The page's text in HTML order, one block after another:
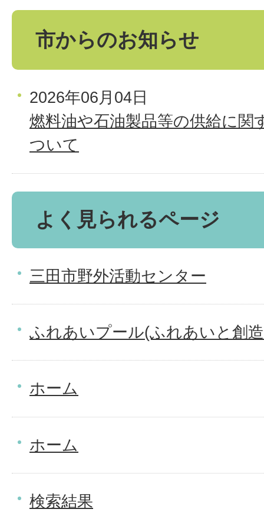
市からのお知らせ
2026年06月04日
燃料油や石油製品等の供給に関
ついて
よく見られるページ
三田市野外活動センター
ふれあいプール(ふれあいと創
ホーム
ホーム
検索結果